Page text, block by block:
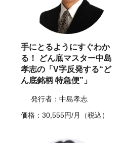
手にとるようにすぐわか
る！ どん底マスター中島
孝志の「V字反発する“ど
ん底銘柄 特急便”」
発行者：中島孝志
価格：30,555円/月（税込）